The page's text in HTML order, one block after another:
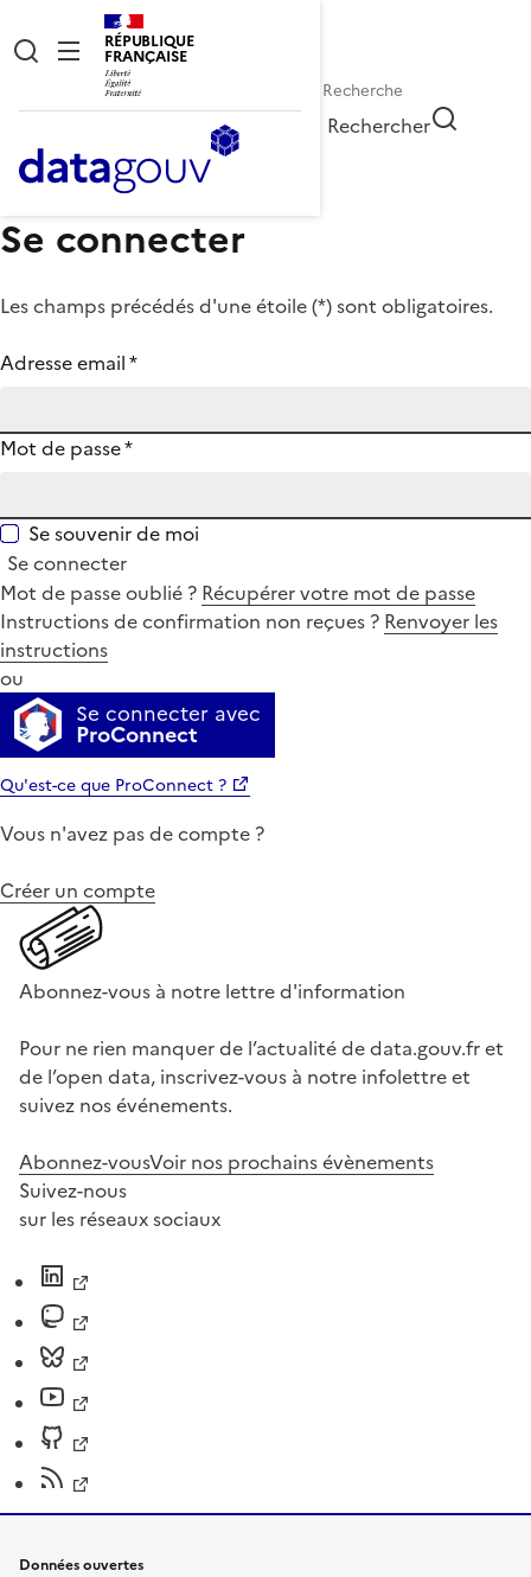
RÉPUBLIQUE
FRANÇAISE
Rechercher
Se connecter
Les champs précédés d'une étoile (*) sont obligatoires.
Adresse email*
Mot de passe*
Se souvenir de moi
Se connecter
Mot de passe oublié ? Récupérer votre mot de passe
Instructions de confirmation non reçues ? Renvoyer les
instructions
ou
Se connecter avec
ProConnect
Qu'est-ce que ProConnect ?
Vous n'avez pas de compte ?
Créer un compte
Abonnez-vous à notre lettre d'information
Pour ne rien manquer de l’actualité de data.gouv.fr et
de l’open data, inscrivez-vous à notre infolettre et
suivez nos événements.
Abonnez-vousVoir nos prochains évènements
Suivez-nous
sur les réseaux sociaux
Données ouvertes